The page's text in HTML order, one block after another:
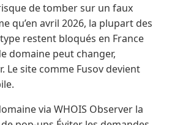
de tomber sur un faux
qu’en avril 2026, la plupart des
restent bloqués en France
domaine peut changer,
Le site comme Fusov devient
via WHOIS Observer la